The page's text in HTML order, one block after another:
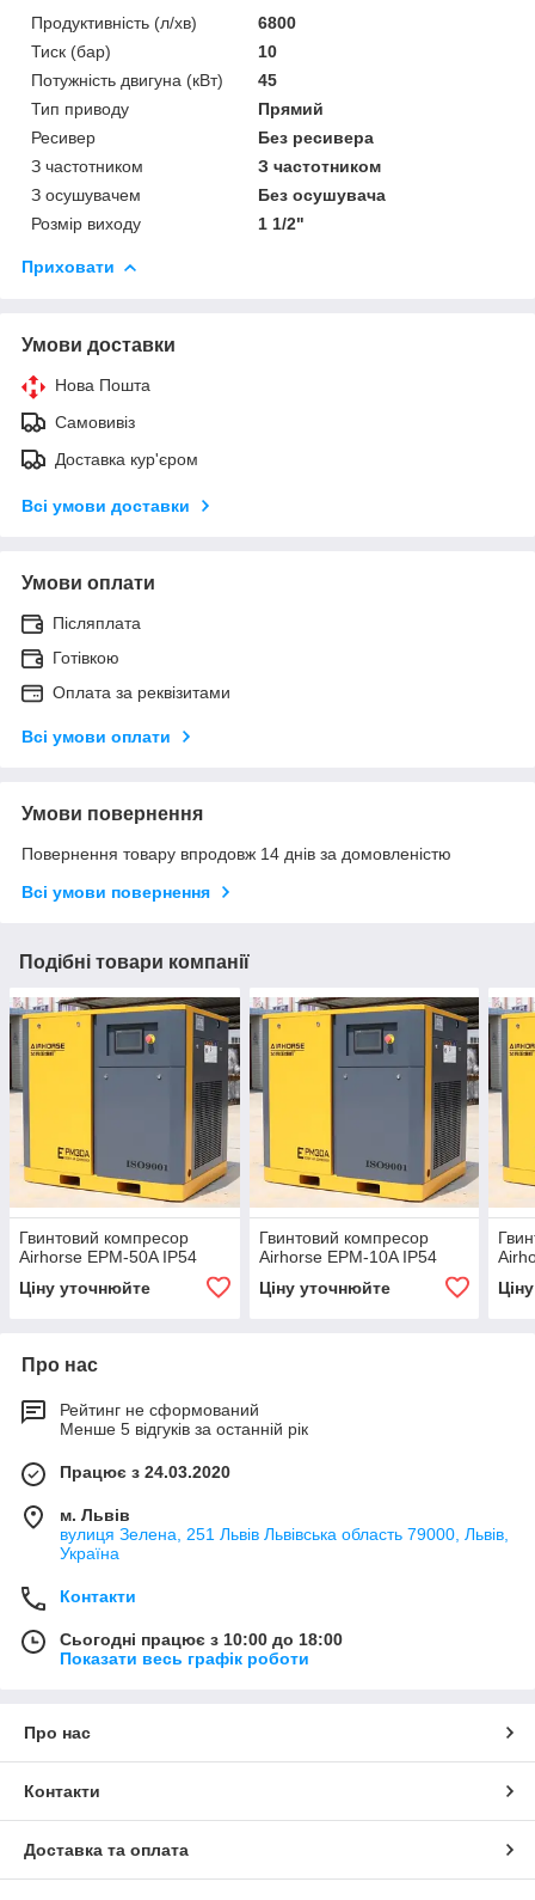
Продуктивність (л/хв)
6800
Тиск (бар)
10
Потужність двигуна (кВт)
45
Тип приводу
Прямий
Ресивер
Без ресивера
З частотником
З частотником
З осушувачем
Без осушувача
Розмір виходу
1 1/2"
Приховати
Умови доставки
Нова Пошта
Самовивіз
Доставка кур'єром
Всі умови доставки
Умови оплати
Післяплата
Готівкою
Оплата за реквізитами
Всі умови оплати
Умови повернення
Повернення товару впродовж 14 днів за домовленістю
Всі умови повернення
Подібні товари компанії
Гвинтовий компресор
Airhorse EPM-50A IP54
Ціну уточнюйте
Гвинтовий компресор
Airhorse EPM-10A IP54
Ціну уточнюйте
Про нас
Рейтинг не сформований
Менше 5 відгуків за останній рік
Працює з 24.03.2020
м. Львів
вулиця Зелена, 251 Львів Львівська область 79000, Львів,
Україна
Контакти
Сьогодні працює з 10:00 до 18:00
Показати весь графік роботи
Про нас
Контакти
Доставка та оплата